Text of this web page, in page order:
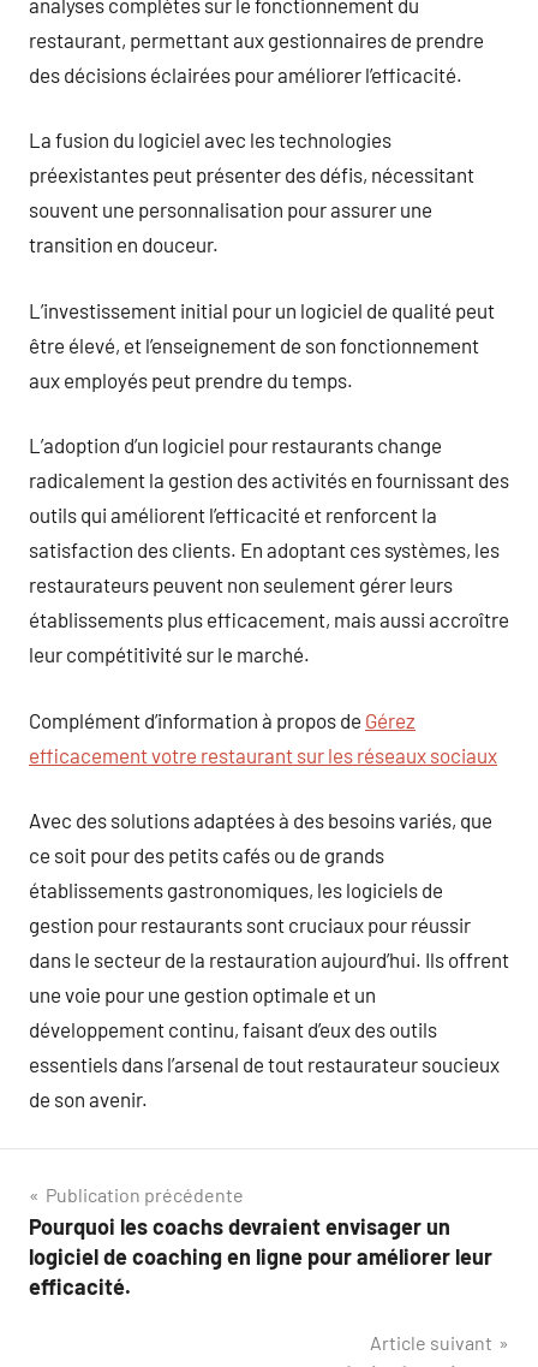
restaurant, permettant aux gestionnaires de prendre
des décisions éclairées pour améliorer l’efficacité.
La fusion du logiciel avec les technologies
préexistantes peut présenter des défis, nécessitant
souvent une personnalisation pour assurer une
transition en douceur.
L’investissement initial pour un logiciel de qualité peut
être élevé, et l’enseignement de son fonctionnement
aux employés peut prendre du temps.
L’adoption d’un logiciel pour restaurants change
radicalement la gestion des activités en fournissant des
outils qui améliorent l’efficacité et renforcent la
satisfaction des clients. En adoptant ces systèmes, les
restaurateurs peuvent non seulement gérer leurs
établissements plus efficacement, mais aussi accroître
leur compétitivité sur le marché.
Complément d’information à propos de Gérez
efficacement votre restaurant sur les réseaux sociaux
Avec des solutions adaptées à des besoins variés, que
ce soit pour des petits cafés ou de grands
établissements gastronomiques, les logiciels de
gestion pour restaurants sont cruciaux pour réussir
dans le secteur de la restauration aujourd’hui. Ils offrent
une voie pour une gestion optimale et un
développement continu, faisant d’eux des outils
essentiels dans l’arsenal de tout restaurateur soucieux
de son avenir.
Navigation
de
l’article
Publication précédente
Pourquoi les coachs devraient envisager un
logiciel de coaching en ligne pour améliorer leur
efficacité.
Article suivant